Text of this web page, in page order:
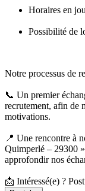
Horaires en
Possibilité de
Notre processus de
📞 Un premier
recrutement, afin de
motivations.
📍 Une rencontre à
Quimperlé – 29300
approfondir nos
📩 Intéressé(e) ?